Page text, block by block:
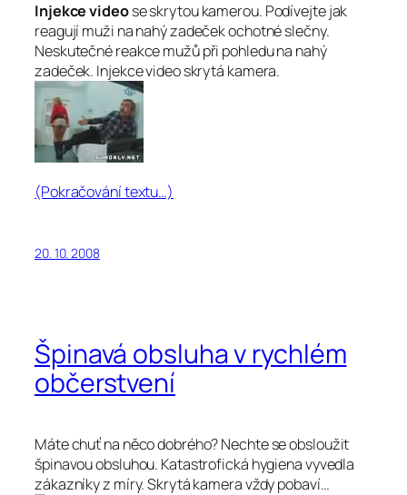
Injekce videose skrytou kamerou. Podívejte jak
reagují muži na nahý zadeček ochotné slečny.
Neskutečné reakce mužů při pohledu na nahý
zadeček. Injekce video skrytá kamera.
(Pokračování textu…)
20. 10. 2008
Špinavá obsluha v rychlém
občerstvení
Máte chuť na něco dobrého? Nechte se obsloužit
špinavou obsluhou. Katastrofická hygiena vyvedla
zákazníky z míry. Skrytá kamera vždy pobaví…